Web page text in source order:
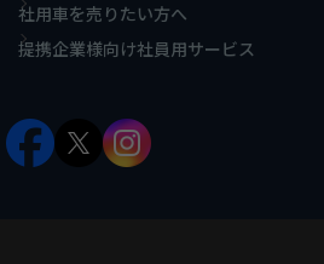
社用車を売りたい方へ
提携企業様向け社員用サービス